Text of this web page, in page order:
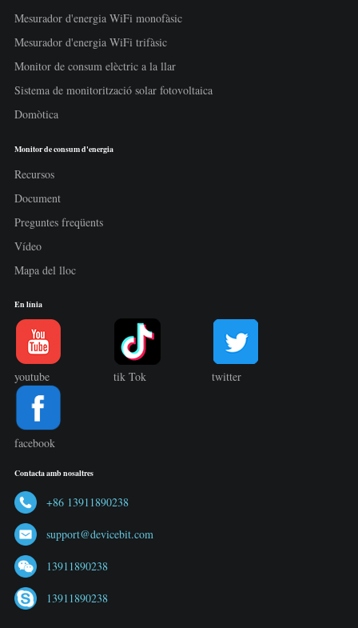
Mesurador d'energia WiFi monofàsic
Mesurador d'energia WiFi trifàsic
Monitor de consum elèctric a la llar
Sistema de monitorització solar fotovoltaica
Domòtica
Monitor de consum d'energia
Recursos
Document
Preguntes freqüents
Vídeo
Mapa del lloc
En línia
youtube tik Tok twitter
facebook
Contacta amb nosaltres
+86 13911890238
support@devicebit.com
13911890238
13911890238